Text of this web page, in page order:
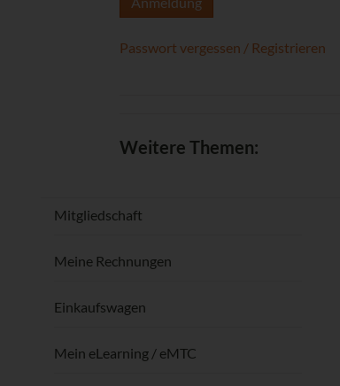
Passwort vergessen / Registrieren
Weitere Themen:
Mitgliedschaft
Meine Rechnungen
Einkaufswagen
Mein eLearning / eMTC